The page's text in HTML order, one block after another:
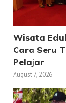
Wisata
Cara Seru
Pelajar
August 7, 2026